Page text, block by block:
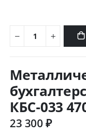
к
началу
галереи
изображений
КБС-033
23 300 ₽